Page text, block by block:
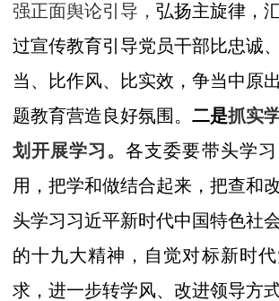
强正面舆论引导， 弘扬主旋律，
过宣传教育引导党员干部比忠诚
当、比作风、比实效，争当中原
题教育营造良好氛围。 二是抓实
划开展学习。各支委要带头学
用，把学和做结合起来，把查和
头学习习近平新时代中国特色社
的十九大精神，自觉对标新时
求，进一步转学风、改进领导方